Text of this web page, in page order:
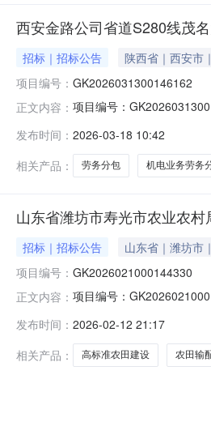
西安金路公司省道S280线茂
招标｜招标公告 陕西省｜西安市
项目编号： GK2026031300146162
正文内容： 项目编号：
告.pdf
发布时间： 2026-03-18 10:42
相关产品：
劳务分包 机电业务劳务
山东省潍坊市寿光市农业农
招标｜招标公告 山东省｜潍坊市
项目编号： GK2026021000144330
正文内容： 项目编号：
件本招标项目农田……山东
发布时间： 2026-02-12 21:17
相关产品：
高标准农田建设 农田输